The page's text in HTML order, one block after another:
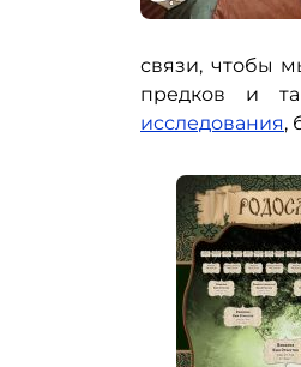
связи, чтобы
предков и
исследования,